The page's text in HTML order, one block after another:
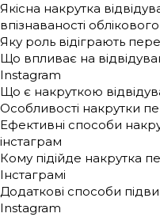
Якісна накрутка
впізнаваності
Яку роль відіграють
Що впливає на
Instagram
Що є накруткою
Особливості накрутки
Ефективні способи
інстаграм
Кому підійде накрутка
Інстаграмі
Додаткові способи
Instagram